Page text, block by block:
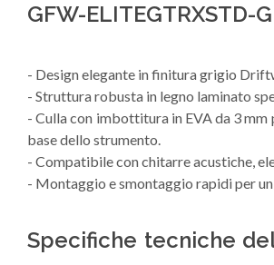
GFW-ELITEGTRXSTD-
- Design elegante in finitura grigio
- Struttura robusta in legno laminato
- Culla con imbottitura in EVA da 3
base dello strumento.
- Compatibile con chitarre acustiche,
- Montaggio e smontaggio rapidi per
Specifiche tecniche